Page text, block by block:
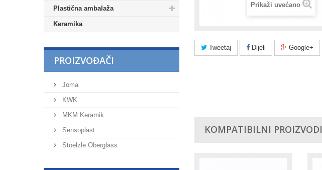
Plastična ambalaža
Keramika
PROIZVOĐAČI
Joma
KWK
MKM Keramik
Sensoplast
Stoelzle Oberglass
Prikaži uvećano
Tweetaj Dijeli Google+
KOMPATIBILNI PROIZVODI